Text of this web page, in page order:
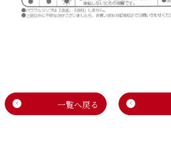
一覧へ戻る